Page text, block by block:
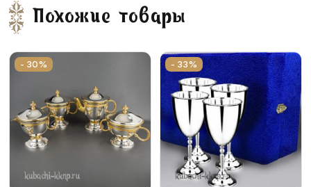
Похожие товары
- 30% - 33%